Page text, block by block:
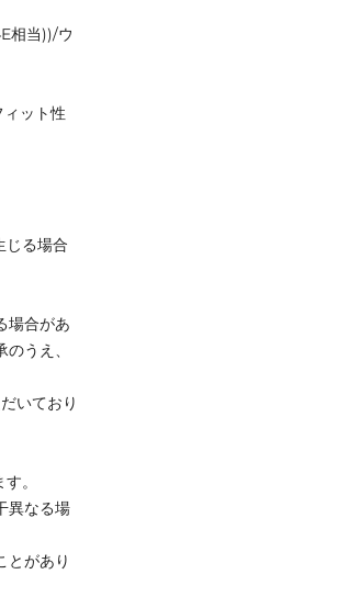
相当))/ウ
ット性
じる場合
場合があ
うえ、
いており
。
異なる場
とがあり